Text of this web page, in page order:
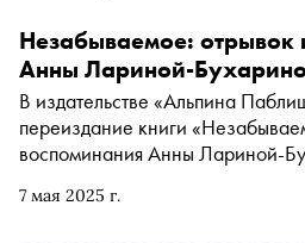
7 мая 2025 г.
Незабываемое: отрывок
Анны Лариной-
В издательстве «Альпина
переиздание книги
воспоминания Анны Лариной-
Жизнь Лариной-Бухариной